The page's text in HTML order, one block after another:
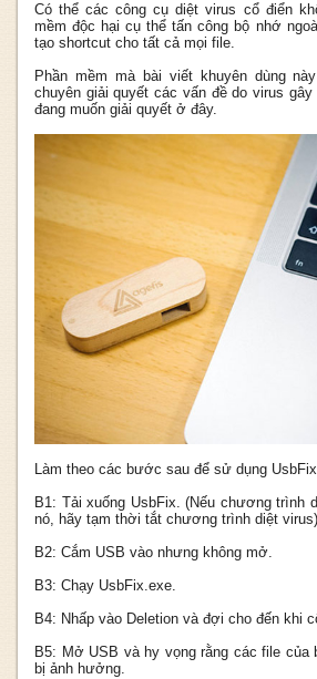
Có thể các công cụ diệt virus cổ điển
mềm độc hại cụ thể tấn công bộ nhớ
tạo shortcut cho tất cả mọi file.
Phần mềm mà bài viết khuyên dùng
chuyên giải quyết các vấn đề do virus
đang muốn giải quyết ở đây.
Làm theo các bước sau để sử dụng
B1: Tải xuống UsbFix. (Nếu chương trình
nó, hãy tạm thời tắt chương trình diệt
B2: Cắm USB vào nhưng không mở.
B3: Chạy UsbFix.exe.
B4: Nhấp vào Deletion và đợi cho đến khi
B5: Mở USB và hy vọng rằng các file của
bị ảnh hưởng.